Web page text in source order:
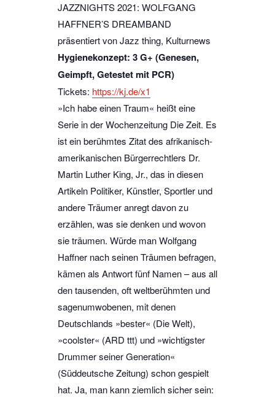
JAZZNIGHTS 2021: WOLFGANG
HAFFNER’S DREAMBAND
präsentiert von Jazz thing, Kulturnews
Hygienekonzept: 3 G+ (Genesen,
Geimpft, Getestet mit PCR)
Tickets: https://kj.de/x1
»Ich habe einen Traum« heißt eine
Serie in der Wochenzeitung Die Zeit. Es
ist ein berühmtes Zitat des afrikanisch-
amerikanischen Bürgerrechtlers Dr.
Martin Luther King, Jr., das in diesen
Artikeln Politiker, Künstler, Sportler und
andere Träumer anregt davon zu
erzählen, was sie denken und wovon
sie träumen. Würde man Wolfgang
Haffner nach seinen Träumen befragen,
kämen als Antwort fünf Namen – aus all
den tausenden, oft weltberühmten und
sagenumwobenen, mit denen
Deutschlands »bester« (Die Welt),
»coolster« (ARD ttt) und »wichtigster
Drummer seiner Generation«
(Süddeutsche Zeitung) schon gespielt
hat. Ja, man kann ziemlich sicher sein: